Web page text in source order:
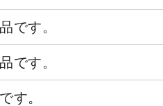
です。
です。
す。